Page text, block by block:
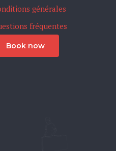
générales
fréquentes
Book now